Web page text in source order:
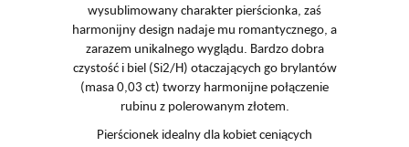
wysublimowany charakter pierścionka, zaś
harmonijny design nadaje mu romantycznego, a
zarazem unikalnego wyglądu. Bardzo dobra
czystość i biel (Si2/H) otaczających go brylantów
(masa 0,03 ct) tworzy harmonijne połączenie
rubinu z polerowanym złotem.
Pierścionek idealny dla kobiet ceniących